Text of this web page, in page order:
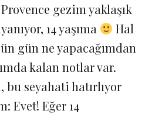
gezim yaklaşık
14 yaşıma
Hal
gün ne yapacağımdan
kalan notlar var.
seyahati hatırlıyor
Evet! Eğer 14